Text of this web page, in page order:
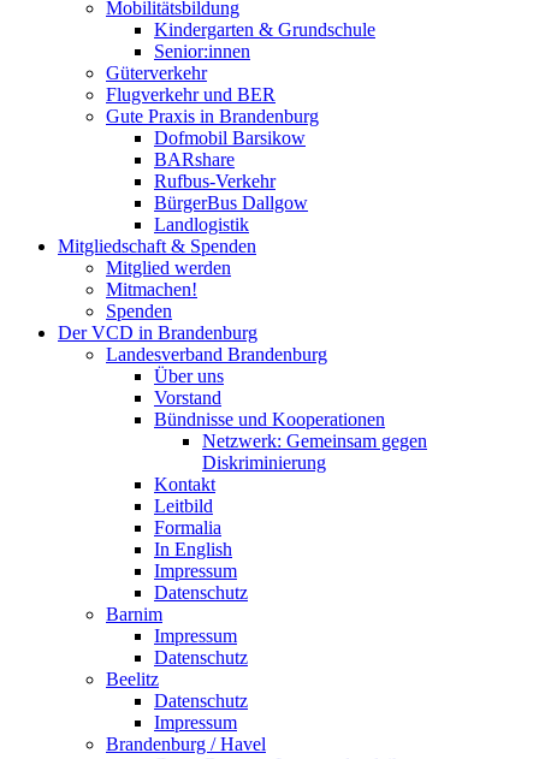
Mobilitätsbildung
Kindergarten & Grundschule
Senior:innen
Güterverkehr
Flugverkehr und BER
Gute Praxis in Brandenburg
Dofmobil Barsikow
BARshare
Rufbus-Verkehr
BürgerBus Dallgow
Landlogistik
Mitgliedschaft & Spenden
Mitglied werden
Mitmachen!
Spenden
Der VCD in Brandenburg
Landesverband Brandenburg
Über uns
Vorstand
Bündnisse und Kooperationen
Netzwerk: Gemeinsam gegen
Diskriminierung
Kontakt
Leitbild
Formalia
In English
Impressum
Datenschutz
Barnim
Impressum
Datenschutz
Beelitz
Datenschutz
Impressum
Brandenburg / Havel